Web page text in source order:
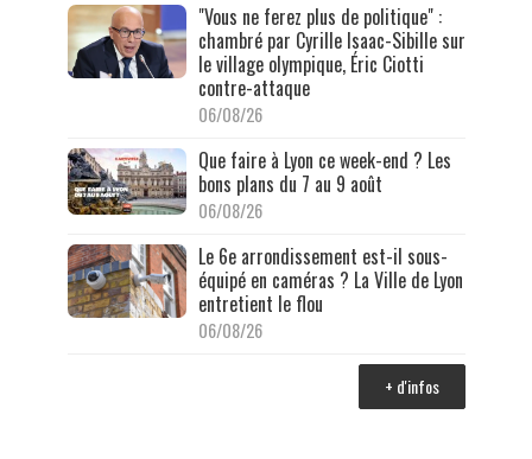
"Vous ne ferez plus de politique" :
chambré par Cyrille Isaac-Sibille sur
le village olympique, Éric Ciotti
contre-attaque
06/08/26
Que faire à Lyon ce week-end ? Les
bons plans du 7 au 9 août
06/08/26
Le 6e arrondissement est-il sous-
équipé en caméras ? La Ville de Lyon
entretient le flou
06/08/26
+ d'infos